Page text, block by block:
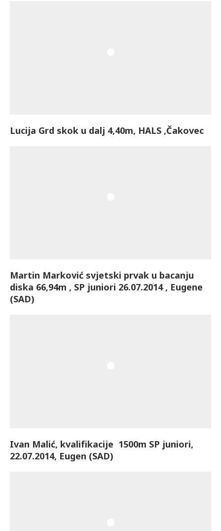
Lucija Grd skok u dalj 4,40m, HALS ,Čakovec
Martin Marković svjetski prvak u bacanju
diska 66,94m , SP juniori 26.07.2014 , Eugene
(SAD)
Ivan Malić, kvalifikacije 1500m SP juniori,
22.07.2014, Eugen (SAD)